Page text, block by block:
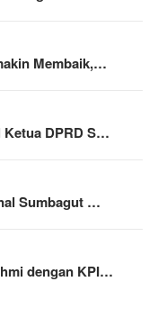
Membaik,…
Ketua DPRD S…
Sumbagut …
dengan KPI…